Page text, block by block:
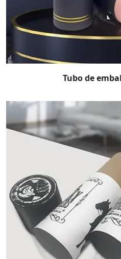
Tubo de